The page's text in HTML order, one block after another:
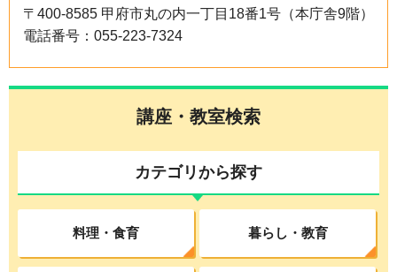
〒400-8585 甲府市丸の内一丁目18番1号（本庁舎9階）
電話番号：055-223-7324
講座・教室検索
カテゴリから探す
料理・食育 暮らし・教育